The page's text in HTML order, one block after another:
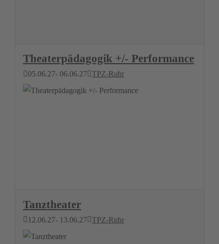
Theaterpädagogik +/- Performance
05.06.27- 06.06.27 TPZ-Ruhr
Tanztheater
12.06.27- 13.06.27 TPZ-Ruhr